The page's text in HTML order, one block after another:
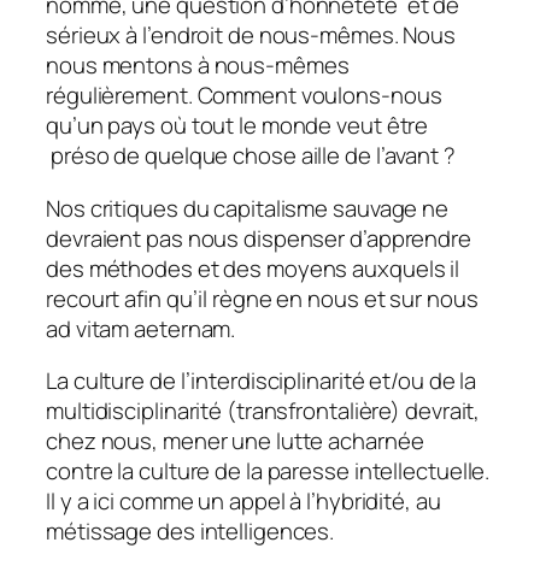
sérieux à l’endroit de nous-mêmes. Nous
nous mentons à nous-mêmes
régulièrement. Comment voulons-nous
qu’un pays où tout le monde veut être
présode quelque chose aille de l’avant ?
Nos critiques du capitalisme sauvage ne
devraient pas nous dispenser d’apprendre
des méthodes et des moyens auxquels il
recourt afin qu’il règne en nous et sur nous
ad vitam aeternam.
La culture de l’interdisciplinarité et/ou de la
multidisciplinarité (transfrontalière) devrait,
chez nous, mener une lutte acharnée
contre la culture de la paresse intellectuelle.
Il y a ici comme un appel à l’hybridité, au
métissage des intelligences.